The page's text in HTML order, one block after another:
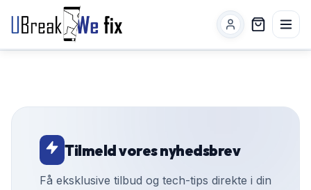
Tilmeld vores nyhedsbrev
Få eksklusive tilbud og tech-tips direkte i din